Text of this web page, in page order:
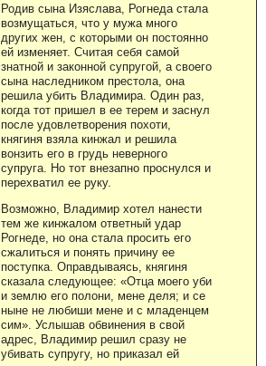
Родив сына Изяслава, Рогнеда стала
возмущаться, что у мужа много
других жен, с которыми он постоянно
ей изменяет. Считая себя самой
знатной и законной супругой, а своего
сына наследником престола, она
решила убить Владимира. Один раз,
когда тот пришел в ее терем и заснул
после удовлетворения похоти,
княгиня взяла кинжал и решила
вонзить его в грудь неверного
супруга. Но тот внезапно проснулся и
перехватил ее руку.
Возможно, Владимир хотел нанести
тем же кинжалом ответный удар
Рогнеде, но она стала просить его
сжалиться и понять причину ее
поступка. Оправдываясь, княгиня
сказала следующее: «Отца моего уби
и землю его полони, мене деля; и се
ныне не любиши мене и с младенцем
сим». Услышав обвинения в свой
адрес, Владимир решил сразу не
убивать супругу, но приказал ей